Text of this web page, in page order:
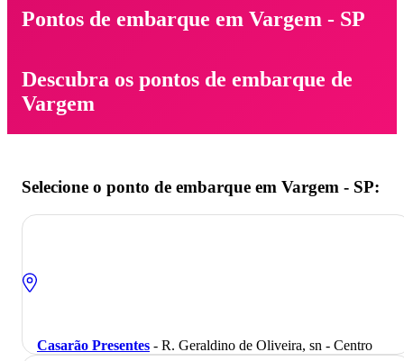
Pontos de embarque em Vargem - SP
Descubra os pontos de embarque de
Vargem
Selecione o ponto de embarque em Vargem - SP:
Casarão Presentes - R. Geraldino de Oliveira, sn - Centro